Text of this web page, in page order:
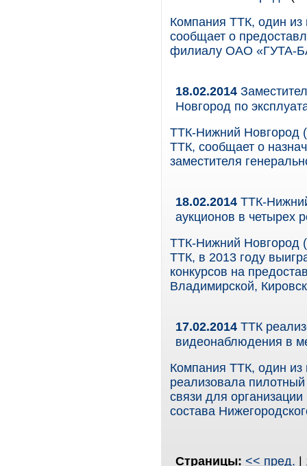
Компания ТТК, один из
сообщает о
филиалу ОАО «ГУТА-
18.02.2014
Новгород по
ТТК-Нижний Новгород
ТТК, сообщает о
заместителя
18.02.2014 ТТК-
аукционов в четырех
ТТК-Нижний Новгород
ТТК, в 2013 году
конкурсов на
Владимирской,
17.02.2014 ТТК
видеонаблюдения в
Компания ТТК, один из
реализовала пилотный
связи для
состава
Страницы: << пред. |